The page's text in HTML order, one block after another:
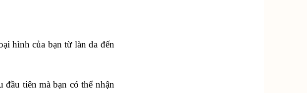
hình của bạn từ làn da đến
tiên mà bạn có thể nhận